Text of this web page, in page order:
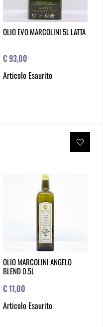
OLIO EVO MARCOLINI 5L LATTA
€ 93,00
Articolo Esaurito
OLIO MARCOLINI ANGELO
BLEND 0.5L
€ 11,00
Articolo Esaurito